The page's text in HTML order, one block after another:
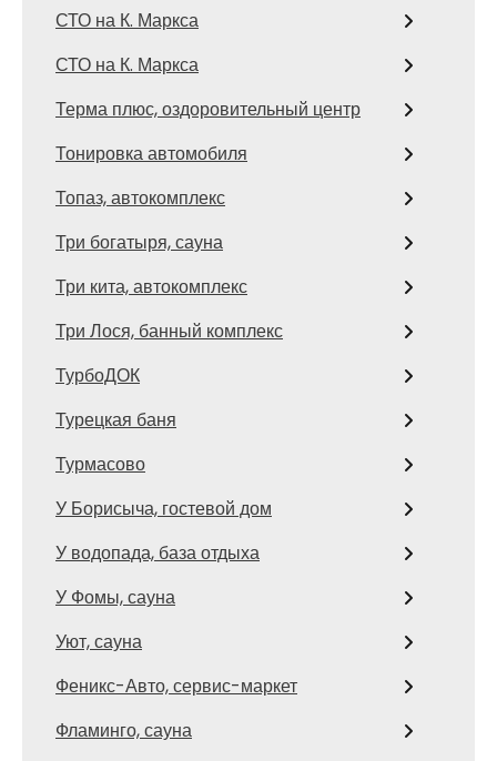
СТО на К. Маркса
СТО на К. Маркса
Терма плюс, оздоровительный центр
Тонировка автомобиля
Топаз, автокомплекс
Три богатыря, сауна
Три кита, автокомплекс
Три Лося, банный комплекс
ТурбоДОК
Турецкая баня
Турмасово
У Борисыча, гостевой дом
У водопада, база отдыха
У Фомы, сауна
Уют, сауна
Феникс-Авто, сервис-маркет
Фламинго, сауна